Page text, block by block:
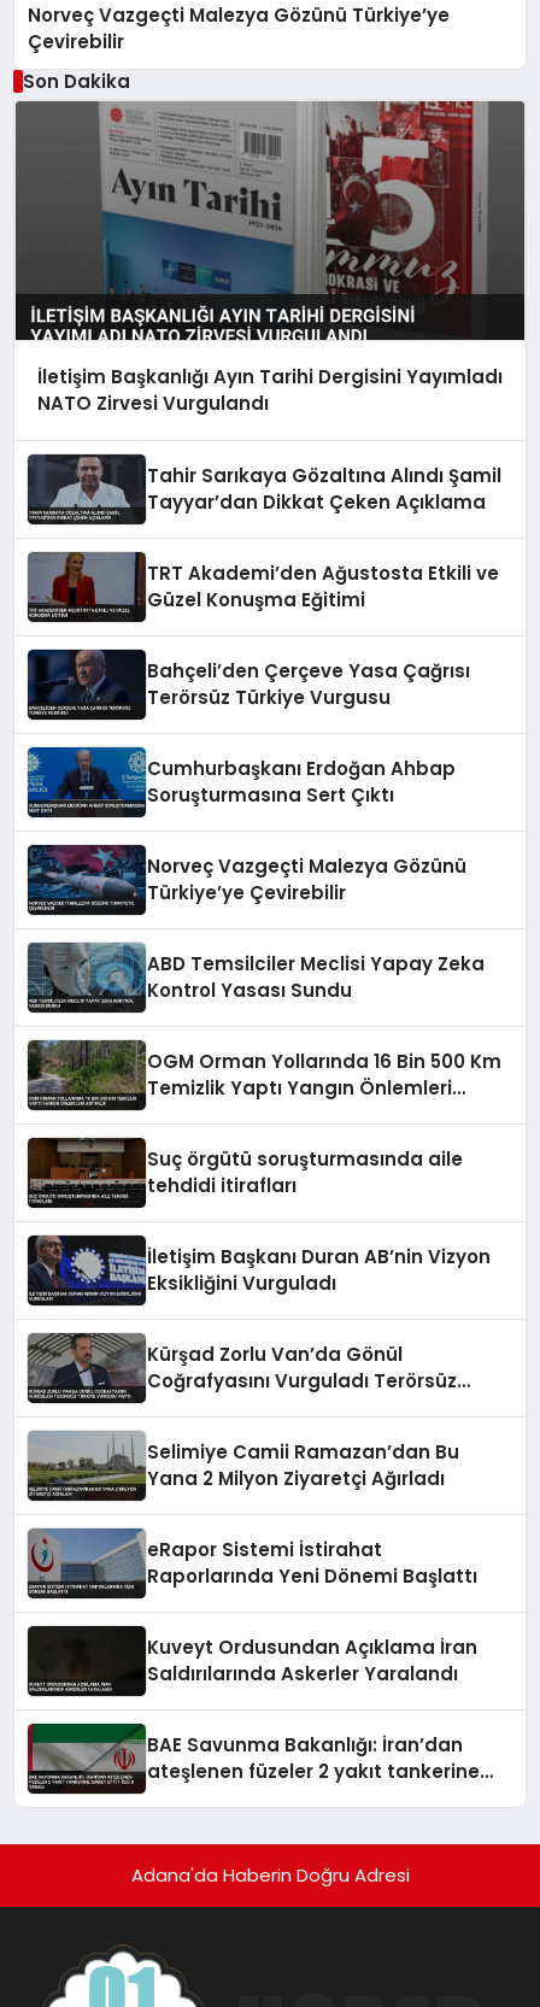
Norveç Vazgeçti Malezya Gözünü Türkiye’ye
Çevirebilir
Son Dakika
İletişim Başkanlığı Ayın Tarihi Dergisini Yayımladı
NATO Zirvesi Vurgulandı
Tahir Sarıkaya Gözaltına Alındı Şamil
Tayyar’dan Dikkat Çeken Açıklama
TRT Akademi’den Ağustosta Etkili ve
Güzel Konuşma Eğitimi
Bahçeli’den Çerçeve Yasa Çağrısı
Terörsüz Türkiye Vurgusu
Cumhurbaşkanı Erdoğan Ahbap
Soruşturmasına Sert Çıktı
Norveç Vazgeçti Malezya Gözünü
Türkiye’ye Çevirebilir
ABD Temsilciler Meclisi Yapay Zeka
Kontrol Yasası Sundu
OGM Orman Yollarında 16 Bin 500 Km
Temizlik Yaptı Yangın Önlemleri
Suç örgütü soruşturmasında aile
tehdidi itirafları
İletişim Başkanı Duran AB’nin Vizyon
Eksikliğini Vurguladı
Kürşad Zorlu Van’da Gönül
Coğrafyasını Vurguladı Terörsüz
Selimiye Camii Ramazan’dan Bu
Yana 2 Milyon Ziyaretçi Ağırladı
eRapor Sistemi İstirahat
Raporlarında Yeni Dönemi Başlattı
Kuveyt Ordusundan Açıklama İran
Saldırılarında Askerler Yaralandı
BAE Savunma Bakanlığı: İran’dan
ateşlenen füzeler 2 yakıt tankerine
Adana'da Haberin Doğru Adresi